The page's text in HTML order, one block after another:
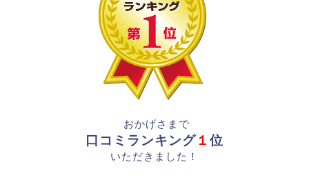
おかげさまで
口コミランキング １ 位
いただきました！